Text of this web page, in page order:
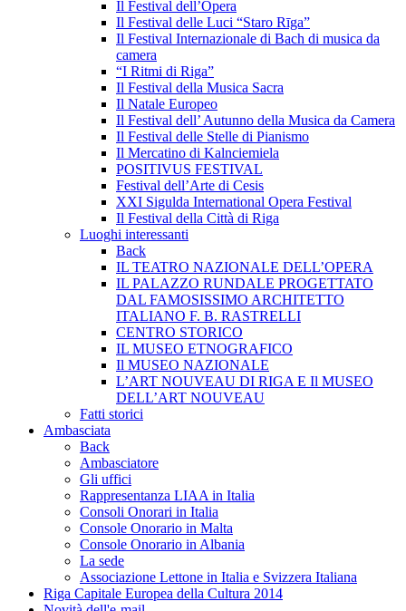
Il Festival dell’Opera
Il Festival delle Luci “Staro Rīga”
Il Festival Internazionale di Bach di musica da
camera
“I Ritmi di Riga”
Il Festival della Musica Sacra
Il Natale Europeo
Il Festival dell’ Autunno della Musica da Camera
Il Festival delle Stelle di Pianismo
Il Mercatino di Kalnciemiela
POSITIVUS FESTIVAL
Festival dell’Arte di Cesis
XXI Sigulda International Opera Festival
Il Festival della Città di Riga
Luoghi interessanti
Back
IL TEATRO NAZIONALE DELL’OPERA
IL PALAZZO RUNDALE PROGETTATO
DAL FAMOSISSIMO ARCHITETTO
ITALIANO F. B. RASTRELLI
CENTRO STORICO
IL MUSEO ETNOGRAFICO
Il MUSEO NAZIONALE
L’ART NOUVEAU DI RIGA E Il MUSEO
DELL’ART NOUVEAU
Fatti storici
Ambasciata
Back
Ambasciatore
Gli uffici
Rappresentanza LIAA in Italia
Consoli Onorari in Italia
Console Onorario in Malta
Console Onorario in Albania
La sede
Associazione Lettone in Italia e Svizzera Italiana
Riga Capitale Europea della Cultura 2014